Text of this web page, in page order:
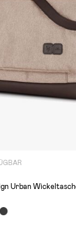
ABC Design Urban